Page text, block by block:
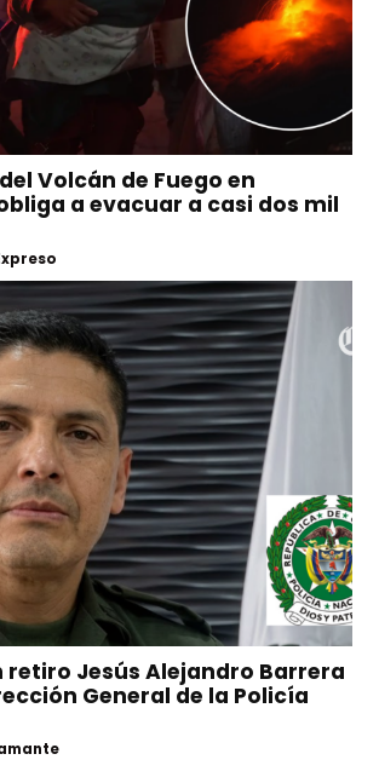
Volcán de Fuego en
a evacuar a casi dos mil
retiro Jesús Alejandro Barrera
General de la Policía